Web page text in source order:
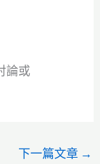
論或
下一篇文章 →